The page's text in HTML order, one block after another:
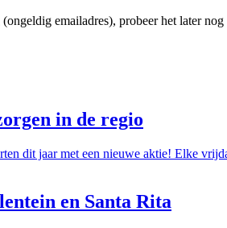
emailadres), probeer het later nog
in de regio
dit jaar met een nieuwe aktie! Elke
en Santa Rita